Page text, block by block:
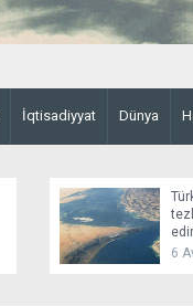
İqtisadiyyat Dünya
edir
6